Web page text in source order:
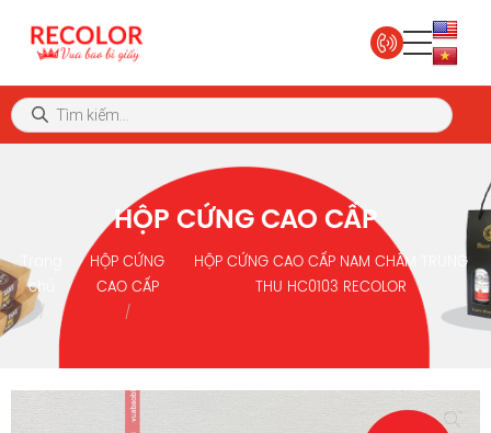
HỘP CỨNG CAO CẤP
Trang
chủ
HỘP CỨNG
CAO CẤP
HỘP CỨNG CAO CẤP NAM CHÂM TRUNG
THU HC0103 RECOLOR